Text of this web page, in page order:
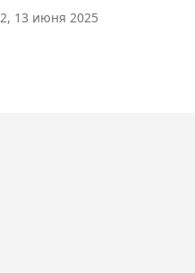
13 июня 2025